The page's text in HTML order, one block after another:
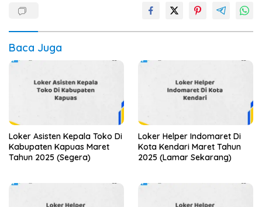
Baca Juga
Loker Asisten Kepala Toko Di
Kabupaten Kapuas Maret
Tahun 2025 (Segera)
Loker Helper Indomaret Di
Kota Kendari Maret Tahun
2025 (Lamar Sekarang)